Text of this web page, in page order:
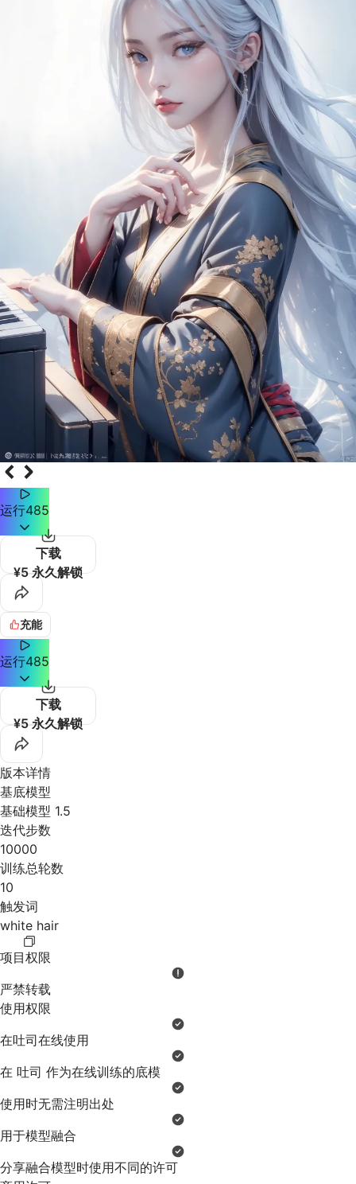
运行485
下载
¥5 永久解锁
充能
运行485
下载
¥5 永久解锁
版本详情
基底模型
基础模型 1.5
迭代步数
10000
训练总轮数
10
触发词
white hair
项目权限
严禁转载
使用权限
在吐司在线使用
在 吐司 作为在线训练的底模
使用时无需注明出处
用于模型融合
分享融合模型时使用不同的许可